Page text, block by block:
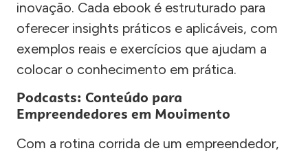
inovação. Cada ebook é estruturado para
oferecer insights práticos e aplicáveis, com
exemplos reais e exercícios que ajudam a
colocar o conhecimento em prática.
Podcasts: Conteúdo para
Empreendedores em Movimento
Com a rotina corrida de um empreendedor,